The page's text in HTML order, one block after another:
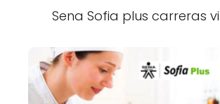
Sena Sofia plus carreras